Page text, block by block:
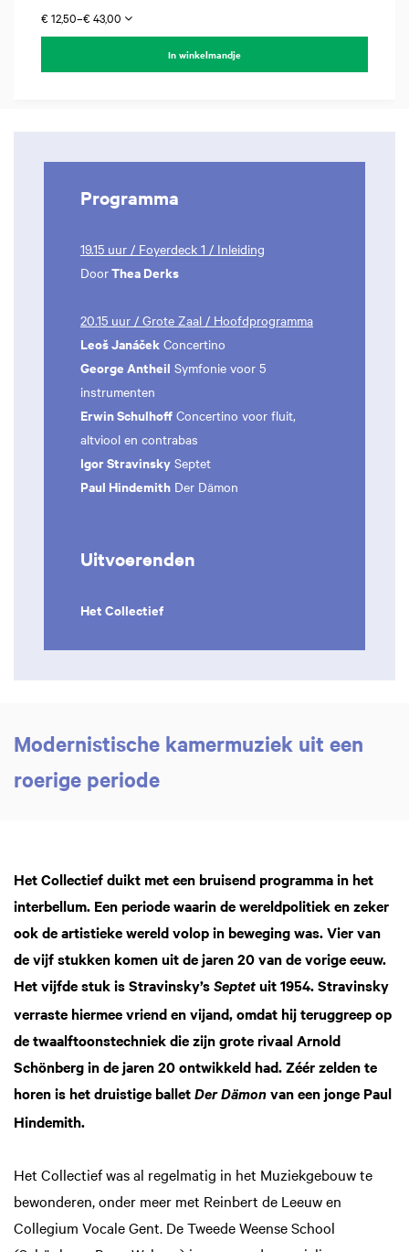
€ 12,50–€ 43,00
In winkelmandje
Programma
19.15 uur / Foyerdeck 1 / Inleiding
DoorThea Derks
20.15 uur / Grote Zaal / Hoofdprogramma
Leoš Janáček Concertino
George Antheil Symfonie voor 5
instrumenten
Erwin Schulhoff Concertino voor fluit,
altviool en contrabas
Igor Stravinsky Septet
Paul Hindemith Der Dämon
Uitvoerenden
Het Collectief
Modernistische kamermuziek uit een
roerige periode
Het Collectief duikt met een bruisend programma in het
interbellum. Een periode waarin de wereldpolitiek en zeker
ook de artistieke wereld volop in beweging was. Vier van
de vijf stukken komen uit de jaren 20 van de vorige eeuw.
Het vijfde stuk is Stravinsky’s Septet uit 1954. Stravinsky
verraste hiermee vriend en vijand, omdat hij teruggreep op
de twaalftoonstechniek die zijn grote rivaal Arnold
Schönberg in de jaren 20 ontwikkeld had. Zéér zelden te
horen is het druistige ballet Der Dämon van een jonge Paul
Hindemith.
Het Collectief was al regelmatig in het Muziekgebouw te
bewonderen, onder meer met Reinbert de Leeuw en
Collegium Vocale Gent. De Tweede Weense School